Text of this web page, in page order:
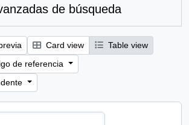
de búsqueda
Card view
Table view
de referencia